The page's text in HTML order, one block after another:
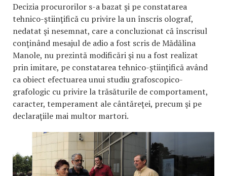
Decizia procurorilor s-a bazat şi pe constatarea
tehnico-ştiinţifică cu privire la un înscris olograf,
nedatat şi nesemnat, care a concluzionat că înscrisul
conţinând mesajul de adio a fost scris de Mădălina
Manole, nu prezintă modificări şi nu a fost realizat
prin imitare, pe constatarea tehnico-ştiinţifică având
ca obiect efectuarea unui studiu grafoscopico-
grafologic cu privire la trăsăturile de comportament,
caracter, temperament ale cântăreţei, precum şi pe
declaraţiile mai multor martori.